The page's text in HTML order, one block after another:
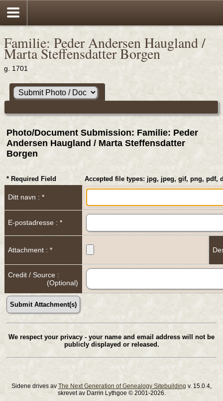
Familie: Peder Andersen Haugland /
Marta Steffensdatter Borgen
g. 1701
Photo/Document Submission: Familie: Peder
Andersen Haugland / Marta Steffensdatter
Borgen
* Required Field Accepted file types: jpg, jpeg, gif, png, pdf,
Ditt navn : *
E-postadresse : *
Attachment : *
Credit / Source :
(Optional)
We respect your privacy - your name and email address will not be
publicly displayed or released.
Sidene drives av The Next Generation of Genealogy Sitebuilding v. 15.0.4,
skrevet av Darrin Lythgoe © 2001-2026.